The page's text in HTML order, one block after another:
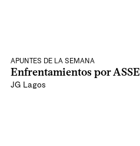
APUNTES DE LA SEMANA
Enfrentamientos por ASSE
JG Lagos